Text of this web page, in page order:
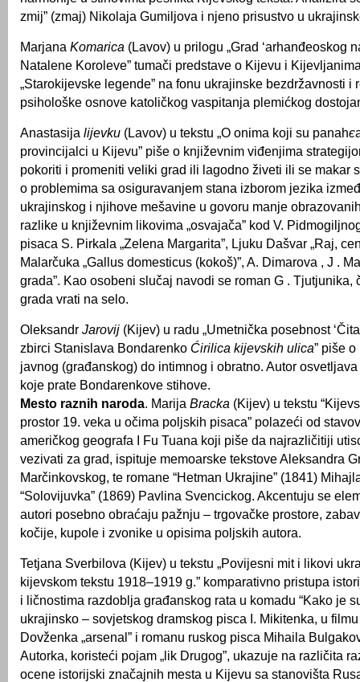
zmij” (zmaj) Nikolaja Gumiljova i njeno prisustvo u
Marjana Komarica (Lavov) u prilogu „Grad ‘arhanđeoskog
Natalene Koroleve” tumači predstave o Kijevu i
„Starokijevske legende” na fonu ukrajinske bezdržavnosti i
psihološke osnove katoličkog vaspitanja plemićkog
Anastasija lijevku (Lavov) u tekstu „O onima koji su panahє
provincijalci u Kijevu” piše o književnim viđenjima
pokoriti i promeniti veliki grad ili lagodno živeti ili se makar
o problemima sa osiguravanjem stana izborom jezika
ukrajinskog i njihove mešavine u govoru manje
razlike u književnim likovima „osvajača” kod V.
pisaca S. Pirkala „Zelena Margarita”, Ljuku Dašvar „Raj,
Malarčuka „Gallus domesticus (kokoš)”, A. Dimarova , J .
grada”. Kao osobeni slučaj navodi se roman G . Tjutjunika,
grada vrati na selo.
Oleksandr Jarovij (Kijev) u radu „Umetnička posebnost
zbirci Stanislava Bondarenko Ćirilica kijevskih ulica” piše
javnog (građanskog) do intimnog i obratno. Autor
koje prate Bondarenkove stihove.
Mesto raznih naroda. Marija Bracka (Kijev) u tekstu
prostor 19. veka u očima poljskih pisaca” polazeći od
američkog geografa I Fu Tuana koji piše da najrazličitiji
vezivati ​​za grad, ispituje memoarske tekstove Aleksandra
Marčinkovskog, te romane “Hetman Ukrajine” (1841)
“Solovijuvka” (1869) Pavlina Svencickog. Akcentuju se
autori posebno obraćaju pažnju – trgovačke prostore,
kočije, kupole i zvonike u opisima poljskih autora.
Tetjana Sverbilova (Kijev) u tekstu „Povijesni mit i likovi
kijevskom tekstu 1918–1919 g.” komparativno pristupa
i ličnostima razdoblja građanskog rata u komadu “Kako je
ukrajinsko – sovjetskog dramskog pisca I. Mikitenka, u
Dovženka „arsenal” i romanu ruskog pisca Mihaila
Autorka, koristeći pojam „lik Drugog”, ukazuje na različita
ocene istorijski značajnih mesta u Kijevu sa stanovišta